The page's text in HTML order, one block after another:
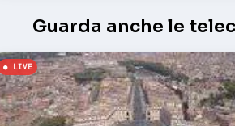
Guarda anche le